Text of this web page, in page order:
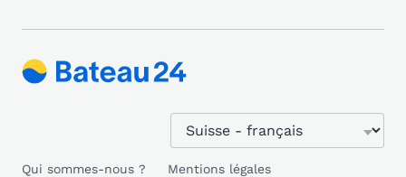
Qui sommes-nous ?
Mentions légales